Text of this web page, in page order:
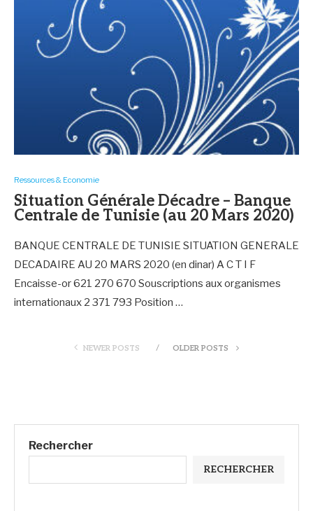
Ressources & Economie
Situation Générale Décadre – Banque
Centrale de Tunisie (au 20 Mars 2020)
BANQUE CENTRALE DE TUNISIE SITUATION GENERALE
DECADAIRE AU 20 MARS 2020 (en dinar) A C T I F
Encaisse-or 621 270 670 Souscriptions aux organismes
internationaux 2 371 793 Position …
NEWER POSTS OLDER POSTS
Rechercher
RECHERCHER